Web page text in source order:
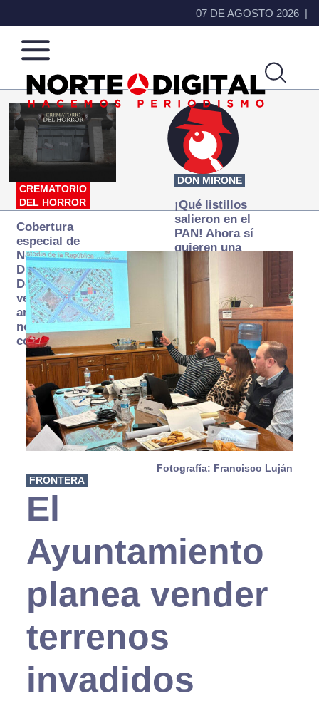
07 DE AGOSTO 2026
Norte
de
Ciudad
Más
que
noticias,
hacemos periodismo
CREMATORIO
DEL HORROR
Cobertura
especial de
Norte
Digital:
Donde la
verdad
arde… pero
no se
consume
DON MIRONE
¡Qué listillos
salieron en el
PAN! Ahora sí
quieren una
Fiscalía
autónoma… y
transexenal
Fotografía: Francisco Luján
FRONTERA
El
Ayuntamiento
planea vender
terrenos
invadidos